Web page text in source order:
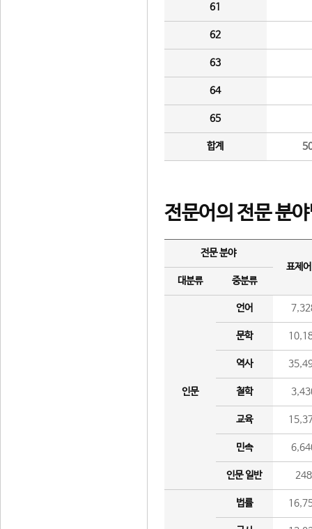
61
62
63
64
65
합계
전문어의 전문 분
전문 분야
표제
대분류
중분류
인문
언어
문학
역사
철학
교육
민속
인문 일반 248
법률